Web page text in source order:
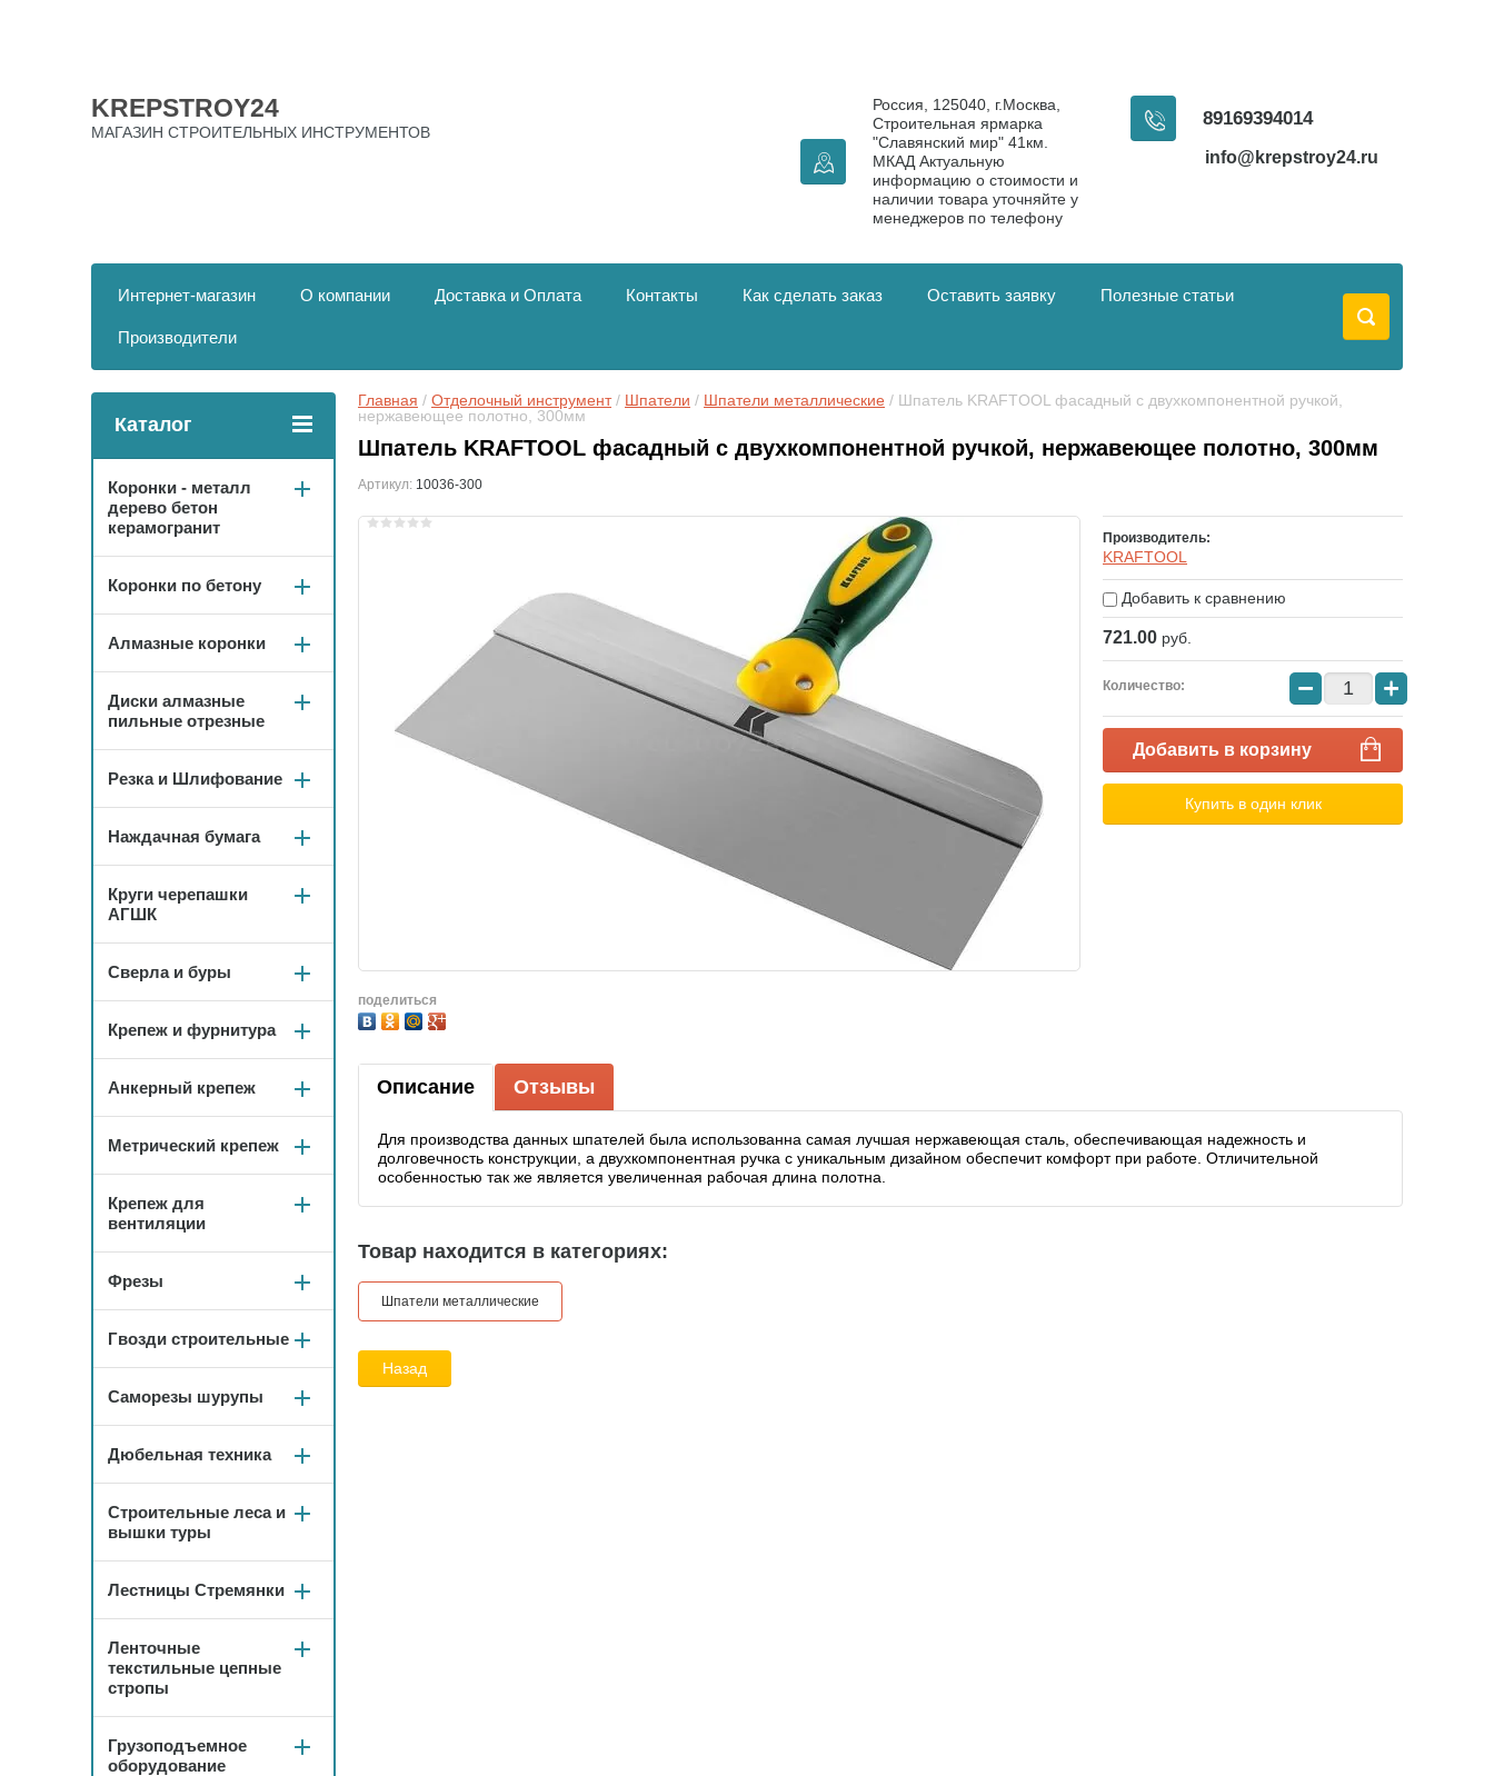
KREPSTROY24
МАГАЗИН СТРОИТЕЛЬНЫХ ИНСТРУМЕНТОВ
89169394014
Россия, 125040, г.Москва,
Строительная ярмарка
"Славянский мир" 41км.
МКАД Актуальную
информацию о стоимости и
наличии товара уточняйте у
менеджеров по телефону
info@krepstroy24.ru
Интернет-магазин О компании Доставка и Оплата Контакты Как сделать заказ Оставить заявку Полезные статьи
Производители
Главная / Отделочный инструмент / Шпатели / Шпатели металлические / Шпатель KRAFTOOL фасадный с двухкомпонентной ручкой,
нержавеющее полотно, 300мм
Шпатель KRAFTOOL фасадный с двухкомпонентной ручкой, нержавеющее полотно, 300мм
Артикул: 10036-300
поделиться
Производитель:
KRAFTOOL
Добавить к сравнению
721.00 руб.
Количество: − +
Добавить в корзину
Купить в один клик
Описание Отзывы
Для производства данных шпателей была использованна самая лучшая нержавеющая сталь, обеспечивающая надежность и
долговечность конструкции, а двухкомпонентная ручка с уникальным дизайном обеспечит комфорт при работе. Отличительной
особенностью так же является увеличенная рабочая длина полотна.
Товар находится в категориях:
Шпатели металлические
Назад
Каталог
Коронки - металл
дерево бетон
керамогранит
Коронки по бетону
Алмазные коронки
Диски алмазные
пильные отрезные
Резка и Шлифование
Наждачная бумага
Круги черепашки
АГШК
Сверла и буры
Крепеж и фурнитура
Анкерный крепеж
Метрический крепеж
Крепеж для
вентиляции
Фрезы
Гвозди строительные
Саморезы шурупы
Дюбельная техника
Строительные леса и
вышки туры
Лестницы Стремянки
Ленточные
текстильные цепные
стропы
Грузоподъемное
оборудование